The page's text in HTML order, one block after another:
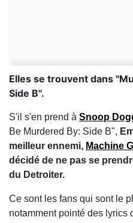
Elles se trouvent dans
Side B".
S'il s'en prend à Snoop
Be Murdered By: Side B",
meilleur ennemi, Machine
décidé de ne pas se
du Detroiter.
Ce sont les fans qui sont le
notamment pointé des lyrics